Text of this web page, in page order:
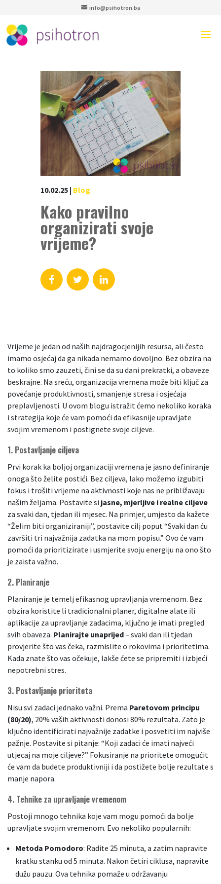
info@psihotron.ba
10.02.25 | Blog
Kako pravilno
organizirati svoje
vrijeme?
Vrijeme je jedan od naših najdragocjenijih resursa, ali često
imamo osjećaj da ga nikada nemamo dovoljno. Bez obzira na
to koliko smo zauzeti, čini se da su dani prekratki, a obaveze
beskrajne. Na sreću, organizacija vremena može biti ključ za
povećanje produktivnosti, smanjenje stresa i osjećaja
preplavljenosti. U ovom blogu istražit ćemo nekoliko koraka
i strategija koje će vam pomoći da efikasnije upravljate
svojim vremenom i postignete svoje ciljeve.
1. Postavljanje ciljeva
Prvi korak ka boljoj organizaciji vremena je jasno definiranje
onoga što želite postići. Bez ciljeva, lako možemo izgubiti
fokus i trošiti vrijeme na aktivnosti koje nas ne približavaju
našim željama. Postavite si jasne, mjerljive i realne ciljeve
za svaki dan, tjedan ili mjesec. Na primjer, umjesto da kažete
“Želim biti organiziraniji”, postavite cilj poput “Svaki dan ću
završiti tri najvažnija zadatka na mom popisu.” Ovo će vam
pomoći da prioritizirate i usmjerite svoju energiju na ono što
je zaista važno.
2. Planiranje
Planiranje je temelj efikasnog upravljanja vremenom. Bez
obzira koristite li tradicionalni planer, digitalne alate ili
aplikacije za upravljanje zadacima, ključno je imati pregled
svih obaveza. Planirajte unaprijed– svaki dan ili tjedan
provjerite što vas čeka, razmislite o rokovima i prioritetima.
Kada znate što vas očekuje, lakše ćete se pripremiti i izbjeći
nepotrebni stres.
3. Postavljanje prioriteta
Nisu svi zadaci jednako važni. Prema Paretovom principu
(80/20), 20% vaših aktivnosti donosi 80% rezultata. Zato je
ključno identificirati najvažnije zadatke i posvetiti im najviše
pažnje. Postavite si pitanje: “Koji zadaci će imati najveći
utjecaj na moje ciljeve?” Fokusiranje na prioritete omogućit
će vam da budete produktivniji i da postižete bolje rezultate s
manje napora.
4. Tehnike za upravljanje vremenom
Postoji mnogo tehnika koje vam mogu pomoći da bolje
upravljate svojim vremenom. Evo nekoliko popularnih:
Metoda Pomodoro: Radite 25 minuta, a zatim napravite
kratku stanku od 5 minuta. Nakon četiri ciklusa, napravite
dužu pauzu. Ova tehnika pomaže u održavanju